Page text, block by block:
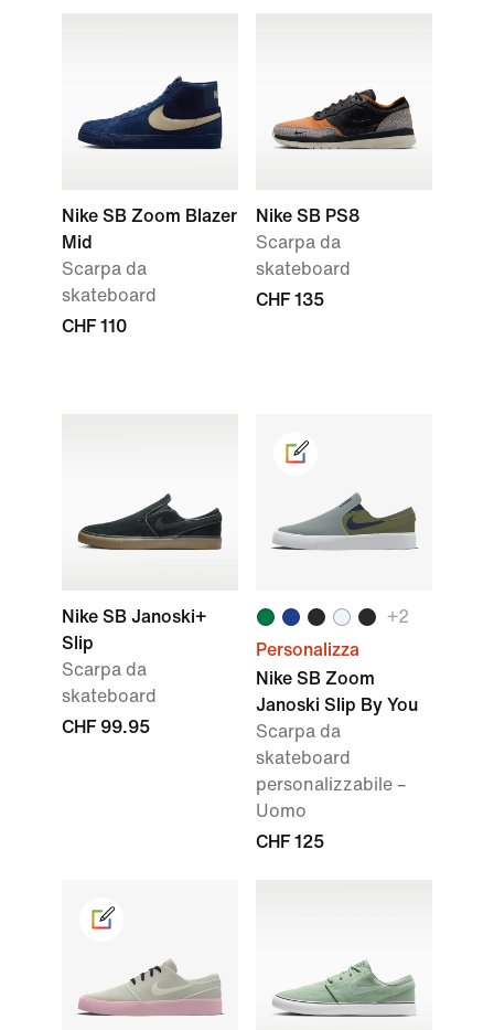
Nike SB Zoom Blazer
Mid
Scarpa da
skateboard
CHF 110
Nike SB PS8
Scarpa da
skateboard
CHF 135
Nike SB Janoski+
Slip
Scarpa da
skateboard
CHF 99.95
+2
Personalizza
Nike SB Zoom
Janoski Slip By You
Scarpa da
skateboard
personalizzabile –
Uomo
CHF 125